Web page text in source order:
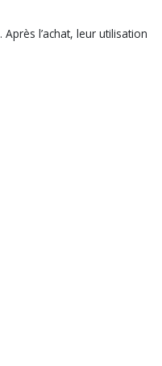
. Après l’achat, leur utilisation